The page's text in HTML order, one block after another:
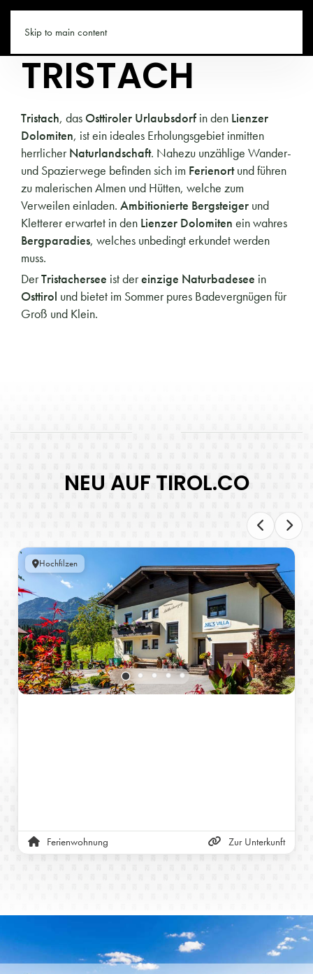
Skip to main content
TIROL.CO
TRISTACH
Tristach, das Osttiroler Urlaubsdorf in den Lienzer
Dolomiten, ist ein ideales Erholungsgebiet inmitten
herrlicherNaturlandschaft. Nahezu unzählige Wander-
und Spazierwege befinden sich im Ferienortund führen
zu malerischen Almen und Hütten, welche zum
Verweilen einladen. Ambitionierte Bergsteiger und
Kletterer erwartet in den Lienzer Dolomiten ein wahres
Bergparadies, welches unbedingt erkundet werden
muss.
DerTristachersee ist dereinzige Naturbadesee in
Osttirol und bietet im Sommer pures Badevergnügen für
Groß und Klein.
NEU AUF TIROL.CO
Hochfilzen
Ferienwohnung Zur Unterkunft